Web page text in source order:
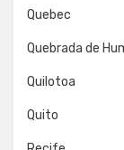
Quebec
Quebrada de
Quilotoa
Quito